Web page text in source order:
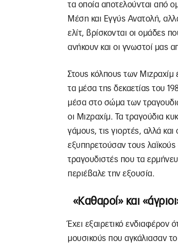
τα οποία αποτελούνται από
Μέση και Εγγύς Ανατολή,
ελίτ, βρίσκονται οι ομάδες
ανήκουν και οι γνωστοί μας
Στους κόλπους των Μιζραχίμ
τα μέσα της δεκαετίας του
μέσα στο σώμα των
οι Μιζραχίμ. Τα τραγούδια
γάμους, τις γιορτές, αλλά
εξυπηρετούσαν τους
τραγουδιστές που τα
περιέβαλε την εξουσία.
«Καθαροί» και
Έχει εξαιρετικό ενδιαφέρον
μουσικούς που αγκάλιασαν το